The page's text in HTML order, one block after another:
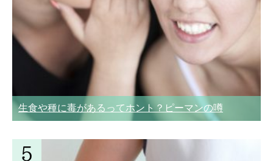
生食や種に毒があるってホント？ピーマンの噂